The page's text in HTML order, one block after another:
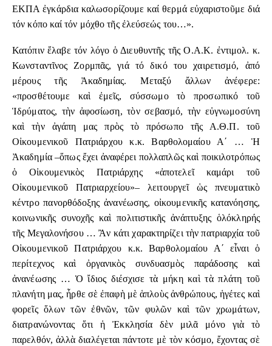
ΕΚΠΑ ἐγκάρδια καλωσορίζουμε καί θερμά εὐχαριστοῦμε διά
τόν κόπο καί τόν μόχθο τῆς ἐλεύσεώς του…».
Κατόπιν ἔλαβε τόν λόγο ὁ Διευθυντῆς τῆς Ο.Α.Κ. ἐντιμολ. κ.
Κωνσταντῖνος Ζορμπᾶς, γιά τό δικό του χαιρετισμό, ἀπό
μέρους τῆς Ἀκαδημίας. Μεταξύ ἄλλων ἀνέφερε:
«προσθέτουμε καὶ ἐμεῖς, σύσσωμο τὸ προσωπικό τοῦ
Ἱδρύματος, τὴν ἀφοσίωση, τὸν σεβασμό, τὴν εὐγνωμοσύνη
καὶ τὴν ἀγάπη μας πρὸς τὸ πρόσωπο τῆς Α.Θ.Π. τοῦ
Οἰκουμενικοῦ Πατριάρχου κ.κ. Βαρθολομαίου Α΄ … Ἡ
Ἀκαδημία –ὅπως ἔχει ἀναφέρει πολλαπλῶς καὶ ποικιλοτρόπως
ὁ Οἰκουμενικὸς Πατριάρχης «ἀποτελεῖ καμάρι τοῦ
Οἰκουμενικοῦ Πατριαρχείου»– λειτουργεῖ ὡς πνευματικὸ
κέντρο πανορθόδοξης ἀνανέωσης, οἰκουμενικῆς κατανόησης,
κοινωνικῆς συνοχῆς καὶ πολιτιστικῆς ἀνάπτυξης ὁλόκληρής
τῆς Μεγαλονήσου … Ἂν κάτι χαρακτηρίζει τὴν πατριαρχία τοῦ
Οἰκουμενικοῦ Πατριάρχου κ.κ. Βαρθολομαίου Α΄ εἶναι ὁ
περίτεχνος καὶ ὀργανικὸς συνδυασμὸς παράδοσης καὶ
ἀνανέωσης … Ὁ ἴδιος διέσχισε τὰ μήκη καὶ τὰ πλάτη τοῦ
πλανήτη μας, ἦρθε σὲ ἐπαφὴ μὲ ἁπλοὺς ἀνθρώπους, ἡγέτες καὶ
φορεῖς ὅλων τῶν ἐθνῶν, τῶν φυλῶν καὶ τῶν χρωμάτων,
διατρανώνοντας ὅτι ἡ Ἐκκλησία δὲν μιλᾶ μόνο γιὰ τὸ
παρελθόν, ἀλλὰ διαλέγεται πάντοτε μὲ τὸν κόσμο, ἔχοντας σὲ